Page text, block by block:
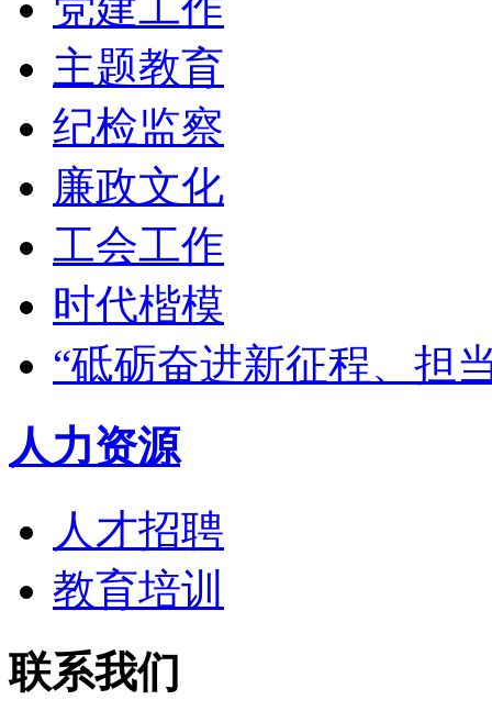
主题教育
纪检监察
廉政文化
工会工作
时代楷模
“砥砺奋进新征程、担
人力资源
人才招聘
教育培训
联系我们